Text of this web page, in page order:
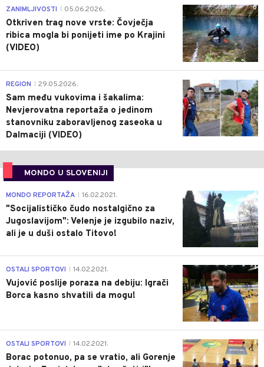
0
ZANIMLJIVOSTI 05.06.2026.
Otkriven trag nove vrste: Čovječja
ribica mogla bi ponijeti ime po Krajini
(VIDEO)
0
REGION 29.05.2026.
Sam među vukovima i šakalima:
Nevjerovatna reportaža o jedinom
stanovniku zaboravljenog zaseoka u
Dalmaciji (VIDEO)
MONDO U SLOVENIJI
4
MONDO REPORTAŽA 16.02.2021.
"Socijalističko čudo nostalgično za
Jugoslavijom": Velenje je izgubilo naziv,
ali je u duši ostalo Titovo!
1
OSTALI SPORTOVI 14.02.2021.
Vujović poslije poraza na debiju: Igrači
Borca kasno shvatili da mogu!
3
OSTALI SPORTOVI 14.02.2021.
Borac potonuo, pa se vratio, ali Gorenje